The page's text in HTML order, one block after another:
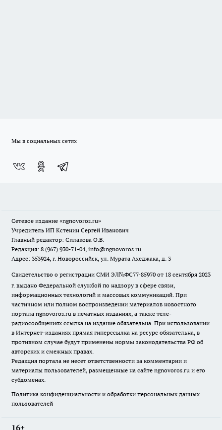
Мы в социальных сетях
Сетевое издание «ngnovoros.ru»
Учредитель ИП Кстенин Сергей Иванович
Главный редактор: Силакова О.В.
Редакция: 8 (967) 930-71-04, info@ngnovoros.ru
Адрес: 353924, г. Новороссийск, ул. Мурата Ахеджака, д. 3
Свидетельство о регистрации СМИ ЭЛ№ФС77-85970 от 18 сентября 2023
г. выдано Федеральной службой по надзору в сфере связи,
информационных технологий и массовых коммуникаций. При
частичном или полном воспроизведении материалов новостного
портала ngnovoros.ru в печатных изданиях, а также теле-
радиосообщениях ссылка на издание обязательна. При использовании
в Интернет-изданиях прямая гиперссылка на ресурс обязательна, в
противном случае будут применены нормы законодательства РФ об
авторских и смежных правах.
Редакция портала не несет ответственности за комментарии и
материалы пользователей, размещенные на сайте ngnovoros.ru и его
субдоменах.
Политика конфиденциальности и обработки персональных данных
пользователей
16+